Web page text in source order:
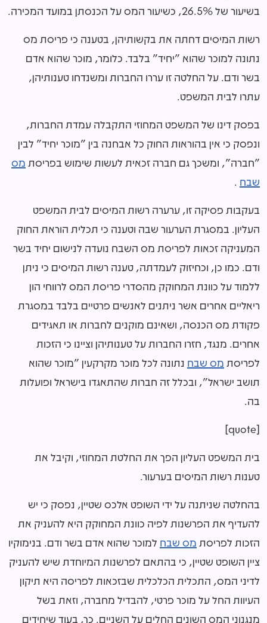
בשיעור של 26.5%, כשיעור המס על הכנסתן במועד המכירה.
רשות המיסים דחתה את בקשותיהן, בטענה כי פריסת מס
נתונה למוכר שהוא "יחיד" בלבד. כלומר, מוכר שהוא אדם
בשר ודם. על החלטה זו עררו החברות ומשנדחו טענותיהן,
עתרו לבית המשפט.
בפסק דינו של המשפט המחוזי התקבלה עמדת החברות,
ונפסק כי אין בהוראות החוק כל אבחנה בין "מוכר יחיד" לבין
"חברה", ומשכך גם חברה זכאית לעשות שימוש בפריסת מס
שבח .
בעקבות פסיקה זו, ערערה רשות המיסים לבית המשפט
העליון. במסגרת הערעור שבה וטענה כי תכלית הוראת החוק
המעניקה זכאות לפריסת מס השבח נועדה לנישום יחיד בשר
ודם. כמו כן, וכחיזוק לעמדתה, טענה רשות המיסים כי ניתן
ללמוד על כוונת המחוקק מהסדרי פריסת המס לרווחי הון
ריאליים אחרים אשר ניתנים לאנשים פרטיים בלבד במסגרת
פקודת מס הכנסה, ושאינם מוקנים לחברות או תאגידים
אחרים. מנגד, חזרו החברות על טענותיהן וציינו כי הזכות
לפריסת מס שבח נתונה לכל מוכר מקרקעין "מוכר שהוא
תושב ישראל", ובכלל זה חברות שהתאגדו בישראל ופועלות
בה.
[quote]
בית המשפט העליון הפך את החלטת המחוזי, וקיבל את
טענות רשות המיסים בערעור.
בהחלטה שניתנה על ידי השופט אלכס שטיין, נפסק כי יש
להעדיף את הפרשנות לפיה כוונת המחוקק היא להעניק את
הזכות לפריסת מס שבח למוכר שהוא אדם בשר ודם. בנימוקיו
ציין השופט שטיין, כי בהתאם לפרשנות המיוחדת שיש להעניק
לדיני המס, התכלית הכלכלית שבזכאות לפריסה היא תיקון
העיוות החל על מוכר פרטי, להבדיל מחברה, וזאת בשל
מנגנוני המס השונים החלים על השניים. כך, בעוד שיחידים